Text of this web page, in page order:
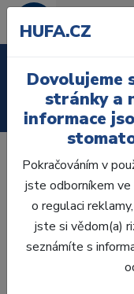
Ordinace
Proč Fast
• Biokompatibilní -
většinou pacientů.
• Vysoká estetika -
aplikaci neviditelná.
• Snadná adaptace -
HUFA.CZ
Dovolujeme
stránky a
informace
Pokračováním v
jste odborníkem
o regulaci
jste si vědom(a)
seznámíte s